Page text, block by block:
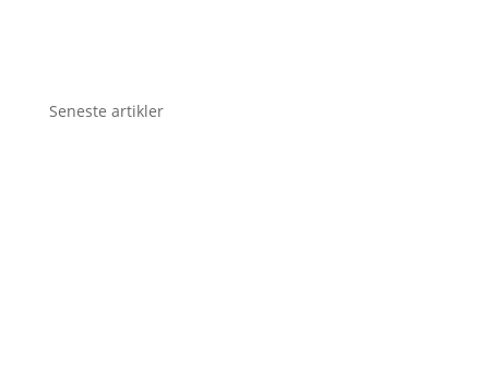
Seneste artikler